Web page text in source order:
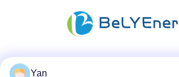
Yan